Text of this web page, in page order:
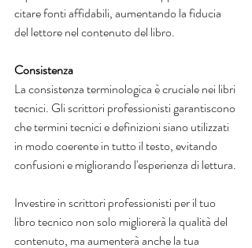
citare fonti affidabili, aumentando la fiducia
del lettore nel contenuto del libro.
Consistenza
La consistenza terminologica è cruciale nei libri
tecnici. Gli scrittori professionisti garantiscono
che termini tecnici e definizioni siano utilizzati
in modo coerente in tutto il testo, evitando
confusioni e migliorando l'esperienza di lettura.
Investire in scrittori professionisti per il tuo
libro tecnico non solo migliorerà la qualità del
contenuto, ma aumenterà anche la tua